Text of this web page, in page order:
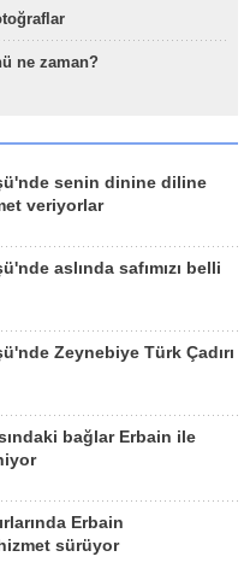
ne zaman?
senin dinine diline
veriyorlar
aslında safımızı belli
Zeynebiye Türk Çadırı
bağlar Erbain ile
Erbain
sürüyor